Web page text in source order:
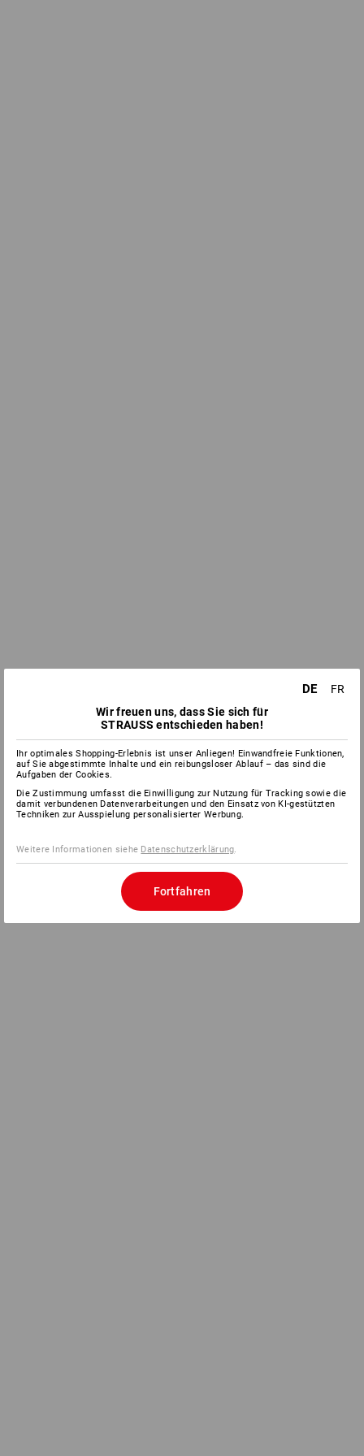
DE
FR
Wir freuen uns, dass Sie sich für
STRAUSS entschieden haben!
Ihr optimales Shopping-Erlebnis ist unser Anliegen! Einwandfreie Funktionen,
auf Sie abgestimmte Inhalte und ein reibungsloser Ablauf – das sind die
Aufgaben der Cookies.
Die Zustimmung umfasst die Einwilligung zur Nutzung für Tracking sowie die
damit verbundenen Datenverarbeitungen und den Einsatz von KI-gestützten
Techniken zur Ausspielung personalisierter Werbung.
Weitere Informationen siehe Datenschutzerklärung.
Fortfahren